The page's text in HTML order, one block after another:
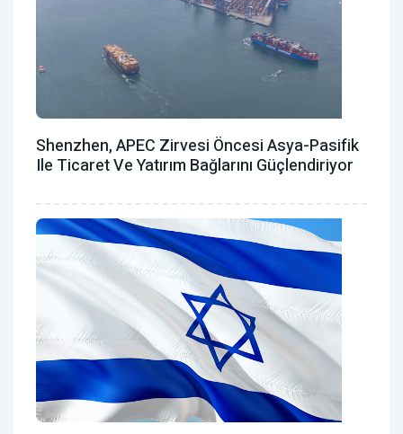
Shenzhen, APEC Zirvesi Öncesi Asya-Pasifik
Ile Ticaret Ve Yatırım Bağlarını Güçlendiriyor